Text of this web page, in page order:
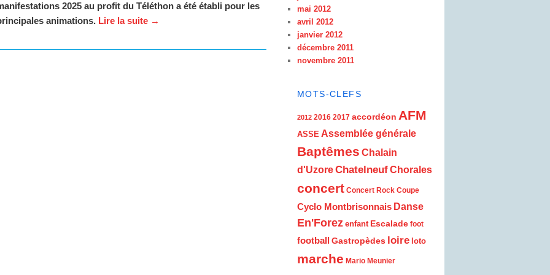
2025 au profit du Téléthon a été établi pour les
animations. Lire la suite →
mai 2012
avril 2012
janvier 2012
décembre 2011
novembre 2011
MOTS-CLEFS
2012 2016 2017 accordéon AFM
ASSE Assemblée générale
Baptêmes Chalain
d'UzoreChatelneufChorales
concert Concert Rock Coupe
Cyclo Montbrisonnais Danse
En'Forez enfant Escalade foot
football Gastropèdes loire loto
marche Mario Meunier